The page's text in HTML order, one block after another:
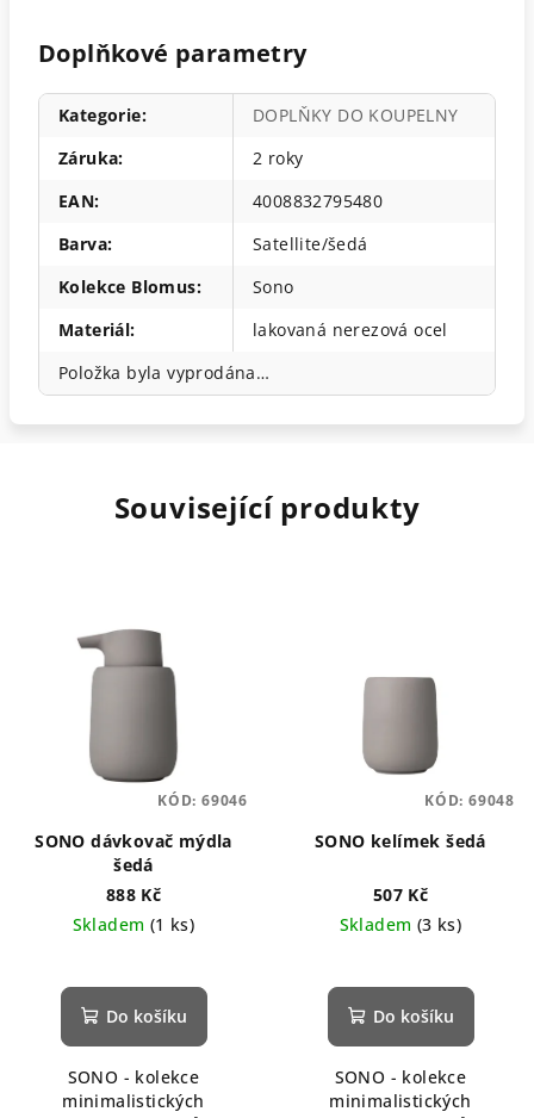
Doplňkové parametry
Kategorie:
DOPLŇKY DO KOUPELNY
Záruka:
2 roky
EAN:
4008832795480
Barva:
Satellite/šedá
Kolekce Blomus:
Sono
Materiál:
lakovaná nerezová ocel
Položka byla vyprodána…
Související produkty
SONO dávkovač mýdla
šedá
888 Kč
Skladem (1 ks)
Do košíku
SONO - kolekce
minimalistických
KÓD: 69046
SONO kelímek šedá
507 Kč
Skladem (3 ks)
Do košíku
SONO - kolekce
minimalistických
KÓD: 69048